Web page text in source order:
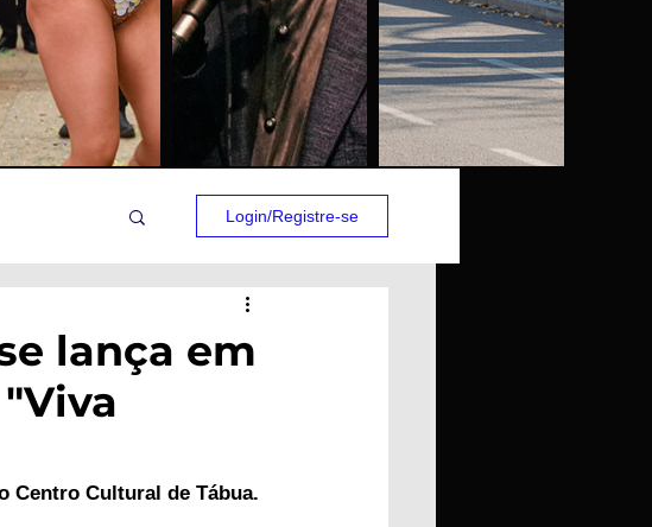
SAÚDE
Login/Registre-se
lança em
Centro Cultural de Tábua.